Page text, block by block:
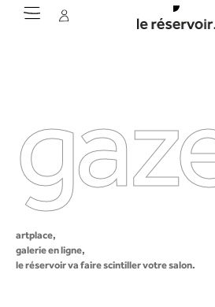
artplace,
galerie en ligne,
le réservoir va faire scintiller votre salon.